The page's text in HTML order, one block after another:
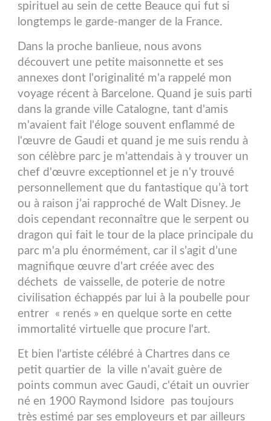
spirituel au sein de cette Beauce qui fut si
longtemps le garde-manger de la France.
Dans la proche banlieue, nous avons
découvert une petite maisonnette et ses
annexes dont l'originalité m'a rappelé mon
voyage récent à Barcelone. Quand je suis parti
dans la grande ville Catalogne, tant d'amis
m'avaient fait l'éloge souvent enflammé de
l'œuvre de Gaudi et quand je me suis rendu à
son célèbre parc je m'attendais à y trouver un
chef d'œuvre exceptionnel et je n'y trouvé
personnellement que du fantastique qu’à tort
ou à raison j’ai rapproché de Walt Disney. Je
dois cependant reconnaître que le serpent ou
dragon qui fait le tour de la place principale du
parc m'a plu énormément, car il s’agit d’une
magnifique œuvre d'art créée avec des
déchets de vaisselle, de poterie de notre
civilisation échappés par lui à la poubelle pour
entrer « renés » en quelque sorte en cette
immortalité virtuelle que procure l'art.
Et bien l'artiste célébré à Chartres dans ce
petit quartier de la ville n'avait guère de
points commun avec Gaudi, c'était un ouvrier
né en 1900 Raymond Isidore pas toujours
très estimé par ses employeurs et par ailleurs